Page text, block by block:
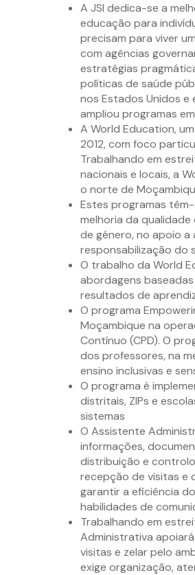
A JSI dedica-se a
educação para
precisam para viver
com agências
estratégias
políticas de saúde
nos Estados Unidos e
ampliou programas
A World Education,
2012, com foco
Trabalhando em
nacionais e locais, a
o norte de
Estes programas
melhoria da
de género, no apoio
responsabilização do
O trabalho da World
abordagens
resultados de
O programa
Moçambique na
Contínuo (CPD). O
dos professores, na
ensino inclusivas e
O programa é
distritais, ZIPs e
sistemas
O Assistente
informações,
distribuição e
recepção de visitas e
garantir a eficiência
habilidades de
Trabalhando em
Administrativa
visitas e zelar pelo
exige organização,